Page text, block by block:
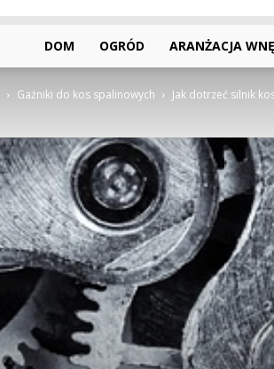
DOM OGRÓD ARANŻACJA
Gaźniki do kos spalinowych Jak dotrzeć silnik